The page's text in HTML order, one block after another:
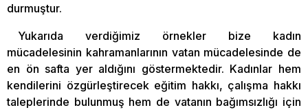
durmuştur.
Yukarıda verdiğimiz örnekler bize kadın
mücadelesinin kahramanlarının vatan mücadelesinde de
en ön safta yer aldığını göstermektedir. Kadınlar hem
kendilerini özgürleştirecek eğitim hakkı, çalışma hakkı
taleplerinde bulunmuş hem de vatanın bağımsızlığı için